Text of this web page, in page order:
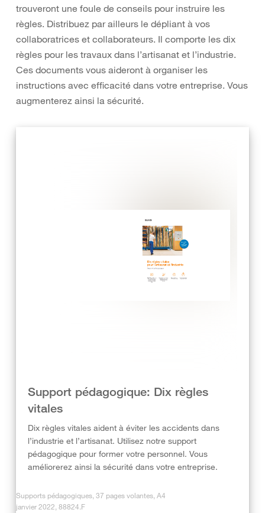
trouveront une foule de conseils pour instruire les
règles. Distribuez par ailleurs le dépliant à vos
collaboratrices et collaborateurs. Il comporte les dix
règles pour les travaux dans l’artisanat et l’industrie.
Ces documents vous aideront à organiser les
instructions avec efficacité dans votre entreprise. Vous
augmenterez ainsi la sécurité.
Support pédagogique: Dix règles
vitales
Dix règles vitales aident à éviter les accidents dans
l’industrie et l’artisanat. Utilisez notre support
pédagogique pour former votre personnel. Vous
améliorerez ainsi la sécurité dans votre entreprise.
Supports pédagogiques, 37 pages volantes, A4
janvier 2022, 88824.F